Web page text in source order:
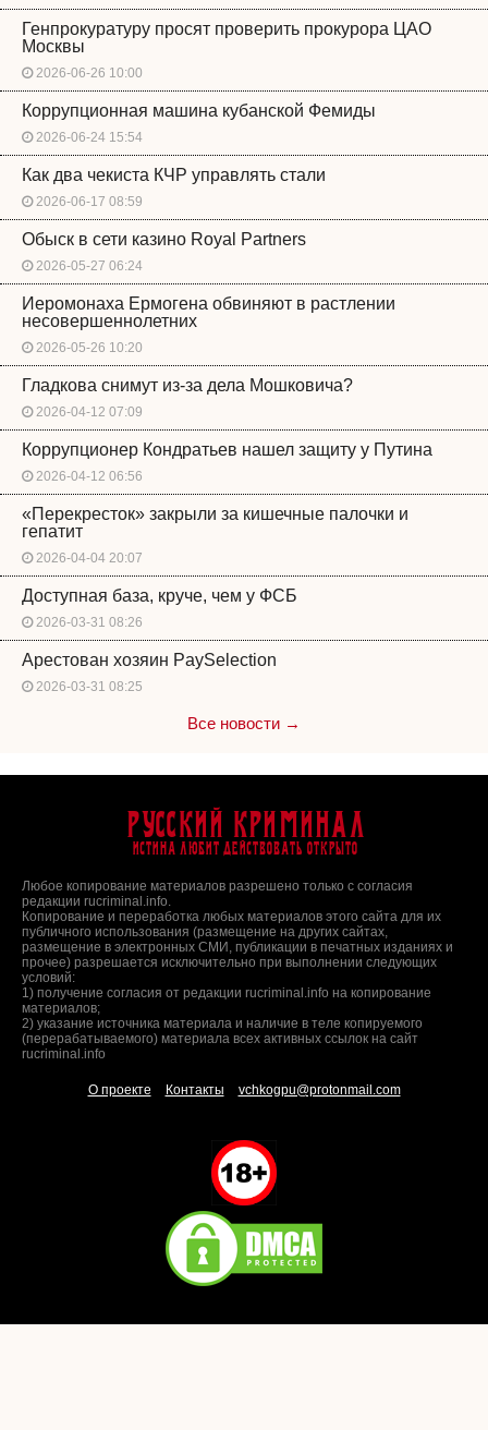
Генпрокуратуру просят проверить прокурора ЦАО
Москвы
2026-06-26 10:00
Коррупционная машина кубанской Фемиды
2026-06-24 15:54
Как два чекиста КЧР управлять стали
2026-06-17 08:59
Обыск в сети казино Royal Partners
2026-05-27 06:24
Иеромонаха Ермогена обвиняют в растлении
несовершеннолетних
2026-05-26 10:20
Гладкова снимут из-за дела Мошковича?
2026-04-12 07:09
Коррупционер Кондратьев нашел защиту у Путина
2026-04-12 06:56
«Перекресток» закрыли за кишечные палочки и
гепатит
2026-04-04 20:07
Доступная база, круче, чем у ФСБ
2026-03-31 08:26
Арестован хозяин PaySelection
2026-03-31 08:25
Все новости →
Русский Криминал
Истина любит действовать открыто
Любое копирование материалов разрешено только с согласия
редакции rucriminal.info.
Копирование и переработка любых материалов этого сайта для их
публичного использования (размещение на других сайтах,
размещение в электронных СМИ, публикации в печатных изданиях и
прочее) разрешается исключительно при выполнении следующих
условий:
1) получение согласия от редакции rucriminal.info на копирование
материалов;
2) указание источника материала и наличие в теле копируемого
(перерабатываемого) материала всех активных ссылок на сайт
rucriminal.info
О проекте Контакты vchkogpu@protonmail.com